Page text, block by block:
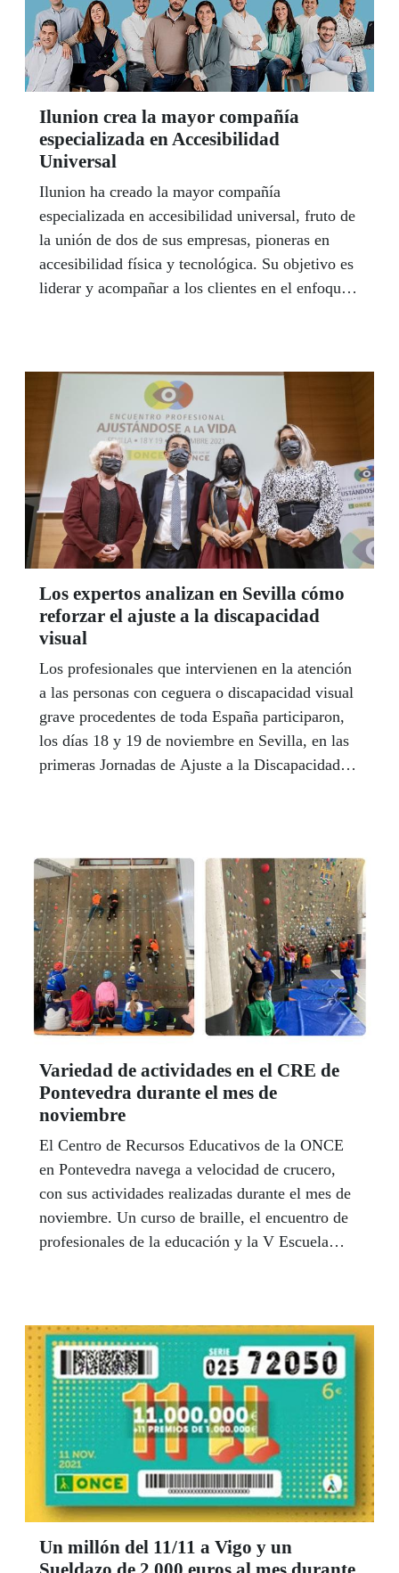
Ilunion crea la mayor compañía
especializada en Accesibilidad
Universal
Ilunion ha creado la mayor compañía
especializada en accesibilidad universal, fruto de
la unión de dos de sus empresas, pioneras en
accesibilidad física y tecnológica. Su objetivo es
liderar y acompañar a los clientes en el enfoque
Los expertos analizan en Sevilla cómo
reforzar el ajuste a la discapacidad
visual
Los profesionales que intervienen en la atención
a las personas con ceguera o discapacidad visual
grave procedentes de toda España participaron,
los días 18 y 19 de noviembre en Sevilla, en las
primeras Jornadas de Ajuste a la Discapacidad
continuo que nos implica a toda la comunidad’,
contó con la participación de un centenar de
profesionales de todos los perfiles implicados en
la tarea de ayudar a las personas en su proceso
de ajuste a la situación derivada de la pérdida de
la visión.
Variedad de actividades en el CRE de
Pontevedra durante el mes de
noviembre
El Centro de Recursos Educativos de la ONCE
en Pontevedra navega a velocidad de crucero,
con sus actividades realizadas durante el mes de
noviembre. Un curso de braille, el encuentro de
profesionales de la educación y la V Escuela
Un millón del 11/11 a Vigo y un